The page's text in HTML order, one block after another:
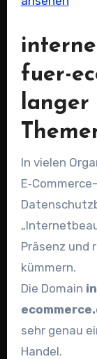
fuer-
langer
In vielen
Präsenz und
kümmern.
Die Domain
sehr genau
Handel.